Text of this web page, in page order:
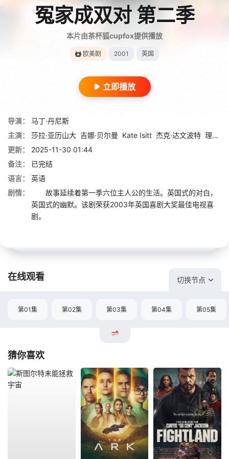
冤家成双对 第二季
本片由茶杯狐cupfox提供播放
欧美剧 2001 英国
立即播放
导演：
马丁·丹尼斯
主演：
莎拉·亚历山大 吉娜·贝尔曼 Kate Isitt 杰克·达文波特 理查德·柯伊尔
更新：
2025-11-30 01:44
备注：
已完结
语言：
英语
剧情：
故事延续着第一季六位主人公的生活。英国式的对白，
英国式的幽默。该剧荣获2003年英国喜剧大奖最佳电视喜
剧。
在线观看 切换节点
第01集 第02集 第03集 第04集 第05集
猜你喜欢